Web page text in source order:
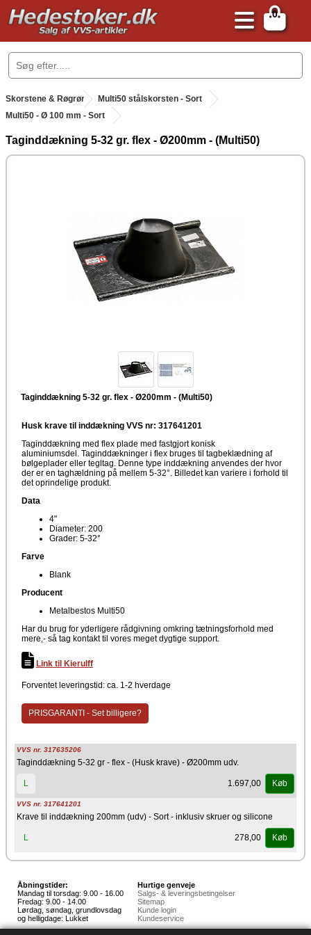
0
.
Skorstene & Røgrør .
Multi50 stålskorsten - Sort
Multi50 - Ø 100 mm - Sort
Taginddækning 5-32 gr. flex - Ø200mm - (Multi50)
Taginddækning 5-32 gr. flex - Ø200mm - (Multi50)
Husk krave til inddækning VVS nr: 317641201
Taginddækning med flex plade med fastgjort konisk
aluminiumsdel. Taginddækninger i flex bruges til tagbeklædning af
bølgeplader eller tegltag. Denne type inddækning anvendes der hvor
der er en taghældning på mellem 5-32°. Billedet kan variere i forhold til
det oprindelige produkt.
Data
4"
Diameter: 200
Grader: 5-32°
Farve
Blank
Producent
Metalbestos Multi50
Har du brug for yderligere rådgivning omkring tætningsforhold med
mere,- så tag kontakt til vores meget dygtige support.
Link til Kierulff
Forventet leveringstid: ca. 1-2 hverdage
PRISGARANTI - Set billigere?
VVS nr. 317635206
Taginddækning 5-32 gr - flex - (Husk krave) - Ø200mm udv.
L 1.697,00 Køb
VVS nr. 317641201
Krave til inddækning 200mm (udv) - Sort - inklusiv skruer og silicone
L 278,00 Køb
Åbningstider:
Mandag til torsdag: 9.00 - 16.00
Fredag: 9.00 - 14.00
Lørdag, søndag, grundlovsdag
og helligdage: Lukket
Hurtige genveje
Salgs- & leveringsbetingelser
Sitemap
Kunde login
Kundeservice